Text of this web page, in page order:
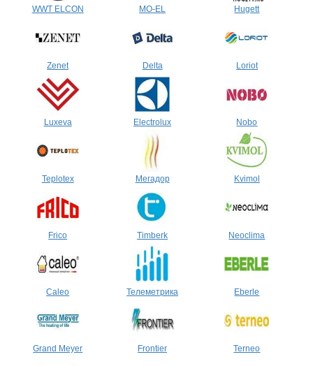
WWT ELCON MO-EL Hugett
Zenet Delta Loriot
Luxeva Electrolux Nobo
Teplotex Мегадор Kvimol
Frico Timberk Neoclima
Caleo Телеметрика Eberle
Grand Meyer Frontier Terneo